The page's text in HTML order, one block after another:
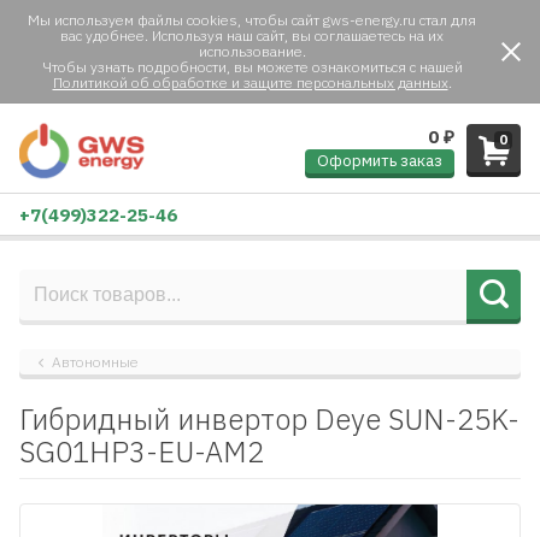
Мы используем файлы cookies, чтобы сайт gws-energy.ru стал для
вас удобнее. Используя наш сайт, вы соглашаетесь на их
использование.
Чтобы узнать подробности, вы можете ознакомиться с нашей
Политикой об обработке и защите персональных данных.
0
0 ₽
Оформить заказ
+7(499)322-25-46
Автономные
Гибридный инвертор Deye SUN-25K-
SG01HP3-EU-AM2